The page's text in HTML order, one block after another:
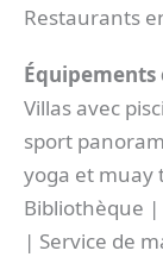
Restaurants
Équipements
Villas avec
sport
yoga et muay
Bibliothèque
| Service de